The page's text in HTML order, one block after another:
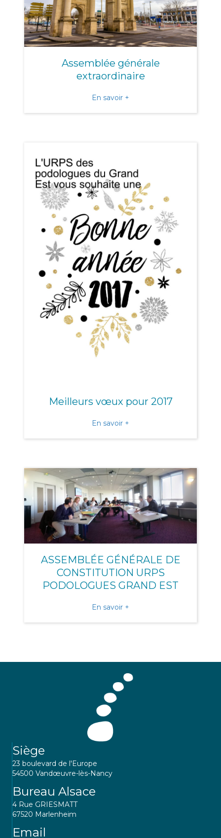
Assemblée générale
extraordinaire
En savoir +
Meilleurs vœux pour 2017
En savoir +
ASSEMBLÉE GÉNÉRALE DE
CONSTITUTION URPS
PODOLOGUES GRAND EST
En savoir +
Siège
23 boulevard de l'Europe
54500 Vandœuvre-lès-Nancy
Bureau Alsace
4 Rue GRIESMATT
67520 Marlenheim
Email